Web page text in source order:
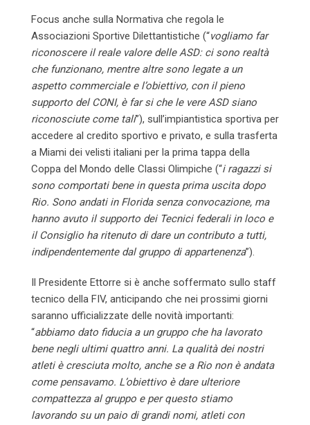
Focus anche sulla Normativa che regola le
Associazioni Sportive Dilettantistiche (“vogliamo far
riconoscere il reale valore delle ASD: ci sono realtà
che funzionano, mentre altre sono legate a un
aspetto commerciale e l’obiettivo, con il pieno
supporto del CONI, è far si che le vere ASD siano
riconosciute come tali”), sull’impiantistica sportiva per
accedere al credito sportivo e privato, e sulla trasferta
a Miami dei velisti italiani per la prima tappa della
Coppa del Mondo delle Classi Olimpiche (“i ragazzi si
sono comportati bene in questa prima uscita dopo
Rio. Sono andati in Florida senza convocazione, ma
hanno avuto il supporto dei Tecnici federali in loco e
il Consiglio ha ritenuto di dare un contributo a tutti,
indipendentemente dal gruppo di appartenenza”).
Il Presidente Ettorre si è anche soffermato sullo staff
tecnico della FIV, anticipando che nei prossimi giorni
saranno ufficializzate delle novità importanti:
“abbiamo dato fiducia a un gruppo che ha lavorato
bene negli ultimi quattro anni. La qualità dei nostri
atleti è cresciuta molto, anche se a Rio non è andata
come pensavamo. L’obiettivo è dare ulteriore
compattezza al gruppo e per questo stiamo
lavorando su un paio di grandi nomi, atleti con